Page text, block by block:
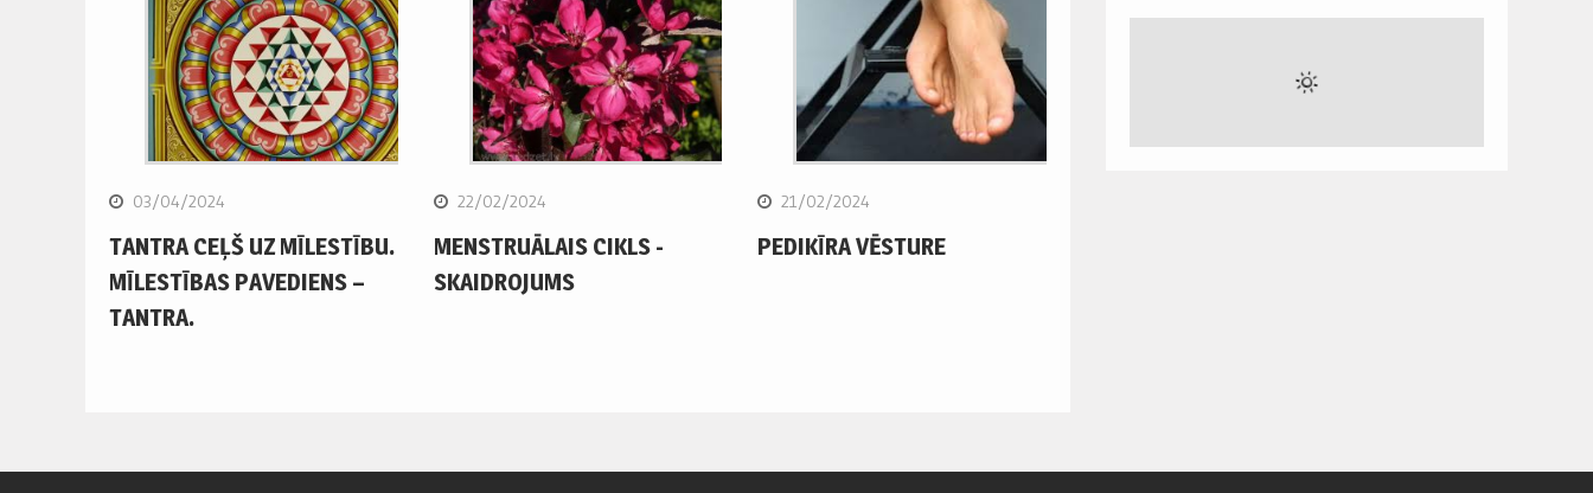
03/04/2024
TANTRA CEĻŠ UZ MĪLESTĪBU.
MĪLESTĪBAS PAVEDIENS –
TANTRA.
22/02/2024
MENSTRUĀLAIS CIKLS -
SKAIDROJUMS
21/02/2024
PEDIKĪRA VĒSTURE